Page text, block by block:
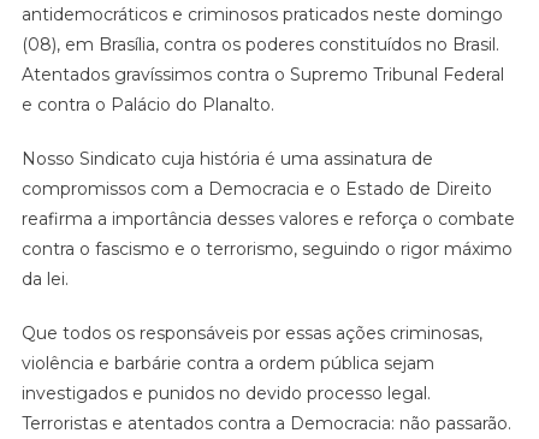
CONTRA
ATOS
TERRORISTAS
EM
antidemocráticos e criminosos praticados neste domingo
(08), em Brasília, contra os poderes constituídos no Brasil.
Atentados gravíssimos contra o Supremo Tribunal Federal
e contra o Palácio do Planalto.
Nosso Sindicato cuja história é uma assinatura de
compromissos com a Democracia e o Estado de Direito
reafirma a importância desses valores e reforça o combate
contra o fascismo e o terrorismo, seguindo o rigor máximo
da lei.
Que todos os responsáveis por essas ações criminosas,
violência e barbárie contra a ordem pública sejam
investigados e punidos no devido processo legal.
Terroristas e atentados contra a Democracia: não passarão.